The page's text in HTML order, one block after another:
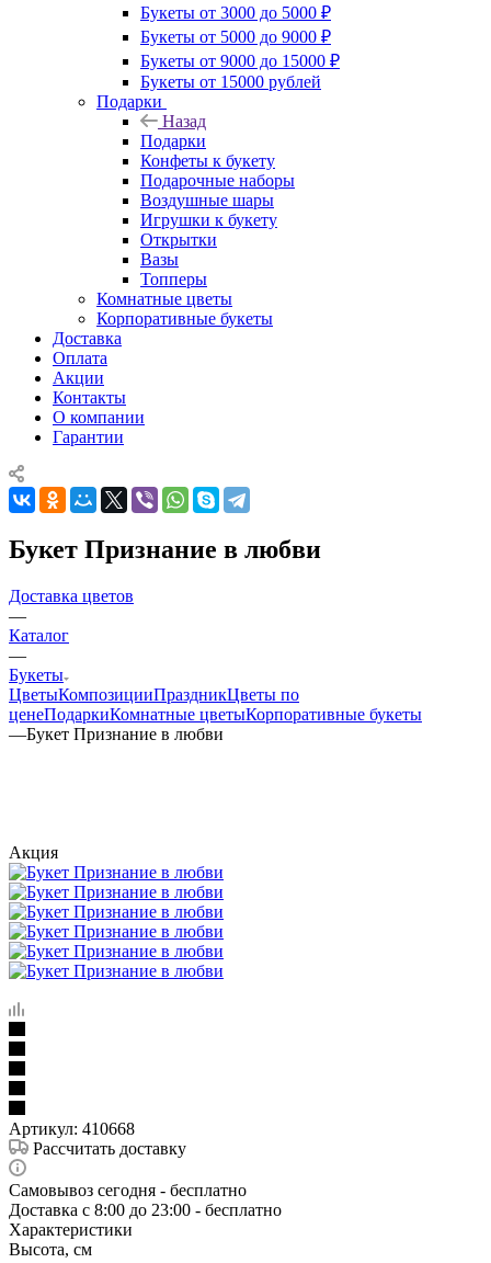
Букеты от 3000 до 5000 ₽
Букеты от 5000 до 9000 ₽
Букеты от 9000 до 15000 ₽
Букеты от 15000 рублей
Подарки
Назад
Подарки
Конфеты к букету
Подарочные наборы
Воздушные шары
Игрушки к букету
Открытки
Вазы
Топперы
Комнатные цветы
Корпоративные букеты
Доставка
Оплата
Акции
Контакты
О компании
Гарантии
Букет Признание в любви
Доставка цветов
—
Каталог
—
Букеты
ЦветыКомпозицииПраздникЦветы по
ценеПодаркиКомнатные цветыКорпоративные букеты
—Букет Признание в любви
Акция
Артикул: 410668
Рассчитать доставку
Самовывоз сегодня - бесплатно
Доставка c 8:00 до 23:00 - бесплатно
Характеристики
Высота, см